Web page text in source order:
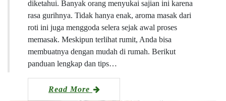
diketahui. Banyak orang menyukai sajian ini karena
rasa gurihnya. Tidak hanya enak, aroma masak dari
roti ini juga menggoda selera sejak awal proses
memasak. Meskipun terlihat rumit, Anda bisa
membuatnya dengan mudah di rumah. Berikut
panduan lengkap dan tips…
Read More